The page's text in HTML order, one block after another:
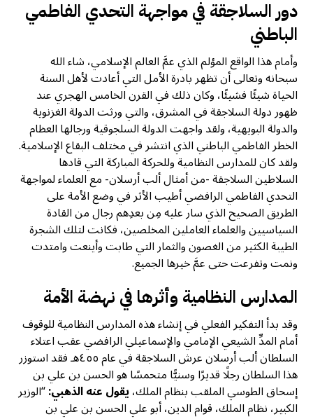
دور السلاجقة في مواجهة التحدي الفاطمي
الباطني
وأمام هذا الواقع المؤلم الذي عمَّ العالم الإسلامي، شاء الله
سبحانه وتعالى أن تظهر بادرة الأمل التي أعادت لأهل السنة
الحياة شيئًا فشيئًا، وكان ذلك في القرن الخامس الهجري عند
ظهور دولة السلاجقة في المشرق، والتي ورثت الدولة الغزنوية
والدولة البويهية، ولقد واجهت الدولة السلجوقية ورجالها العظام
الخطر الفاطمي الباطني الذي انتشر في مختلف البقاع الإسلامية.
ولقد كان للمدارس النظامية وللحركة المباركة التي قادها
السلاطين السلاجقة -من أمثال ألب أرسلان- مع العلماء لمواجهة
التحدي الفاطمي الرافضي أطيب الأثر في وضع الأمة على
الطريق الصحيح الذي سار عليه مِن بعدِهم رجال من القادة
السياسيين والعلماء العاملين المخلصين، فكانت لتلك الشجرة
الطيبة الكثير من الغصون والثمار التي طابت وأينعت وامتدت
ونمت وتفرعت حتى عمَّ خيرها الجميع.
المدارس النظامية وأثرها في نهضة الأمة
وقد بدأ التفكير الفعلي في إنشاء هذه المدارس النظامية للوقوف
أمام المدِّ الشيعي الإمامي والإسماعيلي الرافضي عقب اعتلاء
السلطان ألب أرسلان عرش السلاجقة في عام ٤٥٥هـ فقد استوزر
هذا السلطان رجلًا قديرًا وسنيًّا متحمسًا هو الحسن بن علي بن
إسحاق الطوسي الملقب بنظام الملك،يقول عنه الذهبي:“الوزير
الكبير، نظام الملك، قوام الدين، أبو علي الحسن بن علي بن